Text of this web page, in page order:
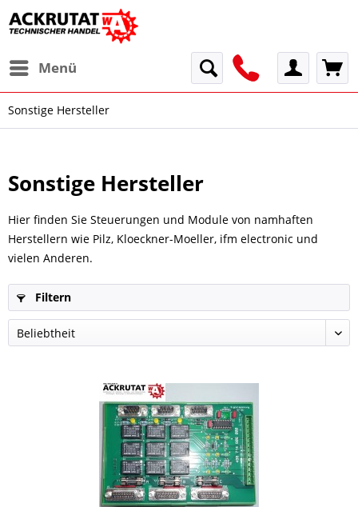
Menü
Sonstige Hersteller
Sonstige Hersteller
Hier finden Sie Steuerungen und Module von namhaften
Herstellern wie Pilz, Kloeckner-Moeller, ifm electronic und
vielen Anderen.
Filtern